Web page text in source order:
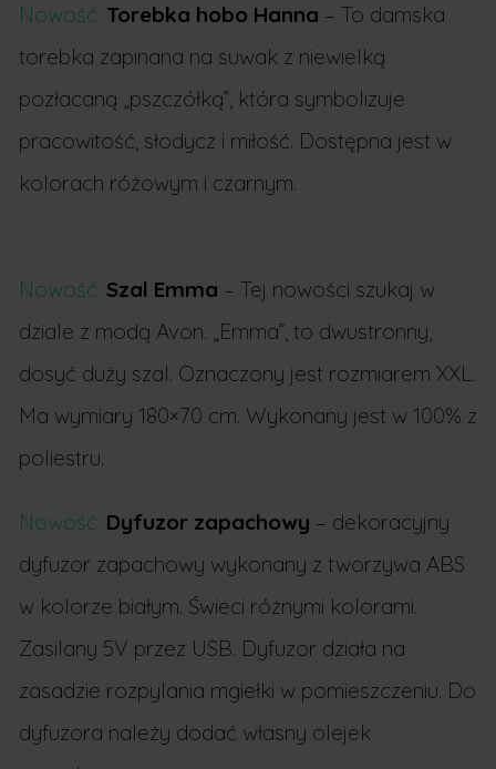
Nowość: Torebka hobo Hanna – To damska
torebka zapinana na suwak z niewielką
pozłacaną „pszczółką”, która symbolizuje
pracowitość, słodycz i miłość. Dostępna jest w
kolorach różowym i czarnym.
Nowość: Szal Emma – Tej nowości szukaj w
dziale z modą Avon. „Emma”, to dwustronny,
dosyć duży szal. Oznaczony jest rozmiarem XXL.
Ma wymiary 180×70 cm. Wykonany jest w 100% z
poliestru.
Nowość: Dyfuzor zapachowy – dekoracyjny
dyfuzor zapachowy wykonany z tworzywa ABS
w kolorze białym. Świeci różnymi kolorami.
Zasilany 5V przez USB. Dyfuzor działa na
zasadzie rozpylania mgiełki w pomieszczeniu. Do
dyfuzora należy dodać własny olejek